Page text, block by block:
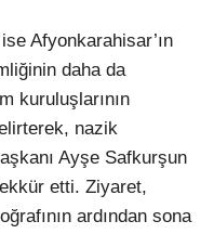
Afyonkarahisar’ın
daha da
kuruluşlarının
nazik
Ayşe Safkurşun
etti. Ziyaret,
ardından sona